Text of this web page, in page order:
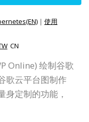
| 使用
CN
Online) 绘制谷歌
歌云平台图制作
身定制的功能，